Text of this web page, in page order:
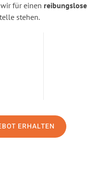
für einen
stehen.
ERHALTEN